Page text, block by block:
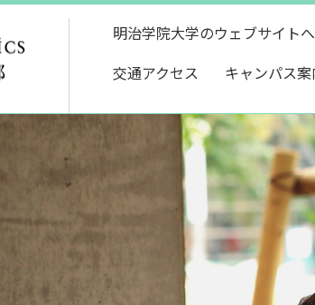
明治学院大学のウェブサイトへ
交通アクセス キャンパス案